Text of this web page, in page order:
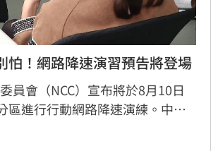
怕！網路降速演習預告將登場
員會（NCC）宣布將於8月10日
區進行行動網路降速演練。中部
午2時30分至3時實施，北部則於